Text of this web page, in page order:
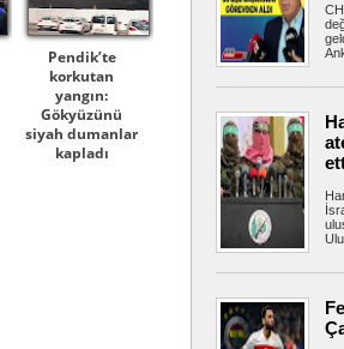
Pendik’te
korkutan
yangın:
Gökyüzünü
siyah dumanlar
kapladı
Akın,
alanların